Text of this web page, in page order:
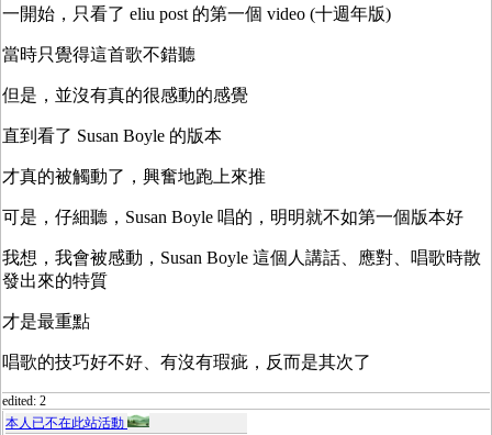
一開始，只看了 eliu post 的第一個 video (十週年版)
當時只覺得這首歌不錯聽
但是，並沒有真的很感動的感覺
直到看了 Susan Boyle 的版本
才真的被觸動了，興奮地跑上來推
可是，仔細聽，Susan Boyle 唱的，明明就不如第一個版本好
我想，我會被感動，Susan Boyle 這個人講話、應對、唱歌時散
發出來的特質
才是最重點
唱歌的技巧好不好、有沒有瑕疵，反而是其次了
edited: 2
本人已不在此站活動